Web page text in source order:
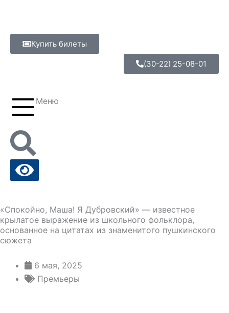
содержимому
Купить билеты
(30-22) 25-08-01
Меню
«Спокойно, Маша! Я Дубровский» — известное
крылатое выражение из школьного фольклора,
основанное на цитатах из знаменитого пушкинского
сюжета
6 мая, 2025
Премьеры